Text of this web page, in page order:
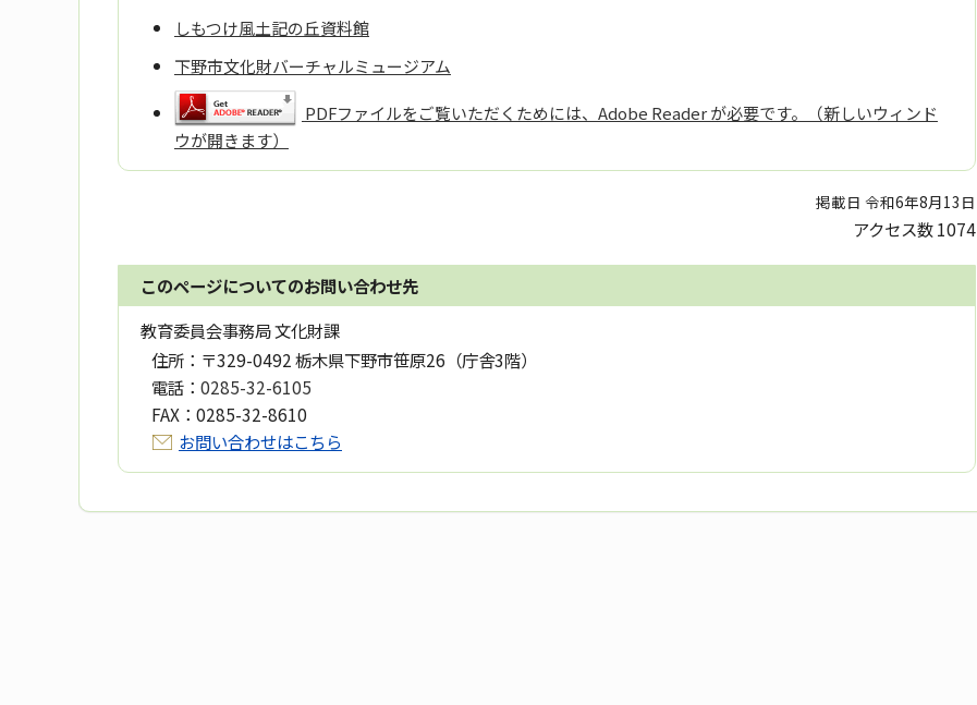
しもつけ風土記の丘資料館
下野市文化財バーチャルミュージアム
PDFファイルをご覧いただくためには、Adobe Reader が必要です。（新しいウィンド
ウが開きます）
掲載日 令和6年8月13日
アクセス数1074
このページについてのお問い合わせ先
教育委員会事務局 文化財課
住所： 〒329-0492 栃木県下野市笹原26（庁舎3階）
電話： 0285-32-6105
FAX： 0285-32-8610
お問い合わせはこちら